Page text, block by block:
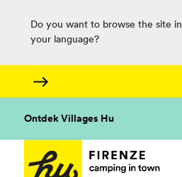
Do you want to browse the site in
your language?
Ontdek Villages Hu